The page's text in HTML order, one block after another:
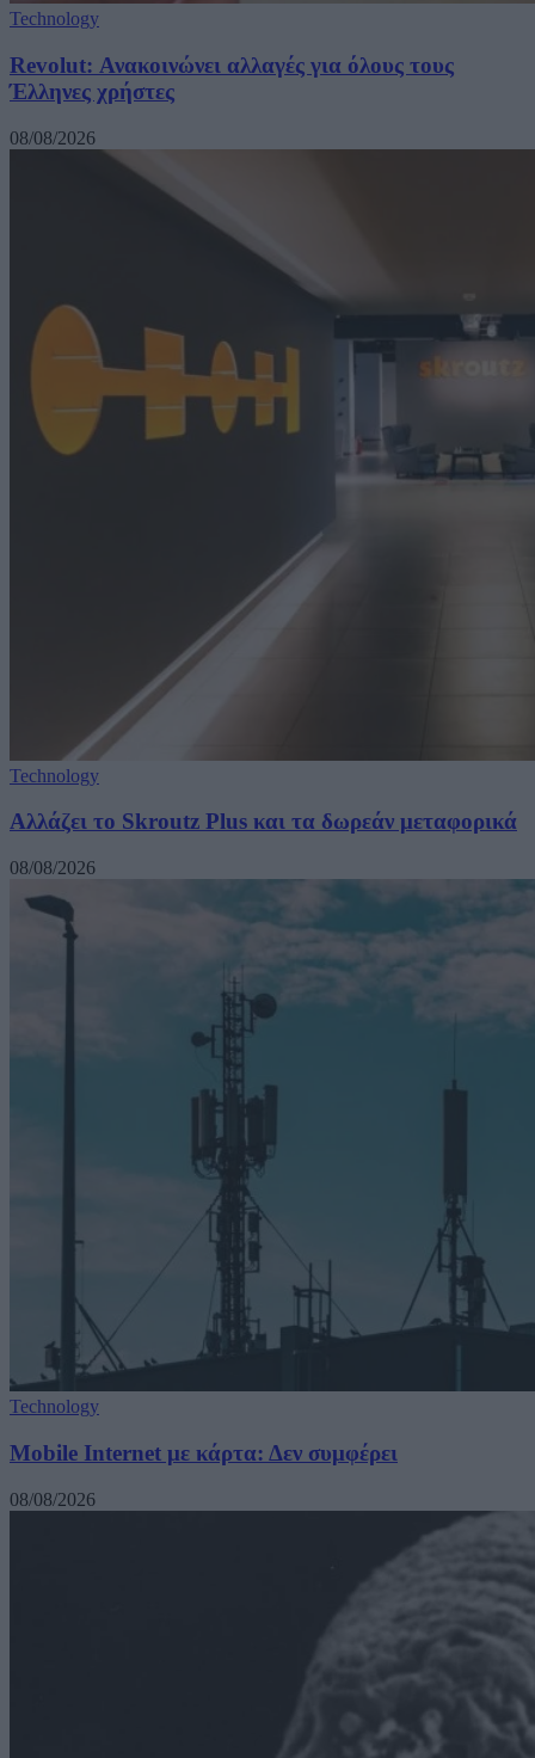
Technology
Revolut: Ανακοινώνει αλλαγές για όλους τους
Έλληνες χρήστες
08/08/2026
Technology
Αλλάζει το Skroutz Plus και τα δωρεάν μεταφορικά
08/08/2026
Technology
Mobile Internet με κάρτα: Δεν συμφέρει
08/08/2026